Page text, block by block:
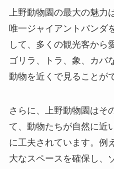
上野動物園の最大の魅力
唯一ジャイアントパンダ
して、多くの観光客から
ゴリラ、トラ、象、カバ
動物を近くで見ることが
さらに、上野動物園はそ
て、動物たちが自然に近
に工夫されています。例
大なスペースを確保し、